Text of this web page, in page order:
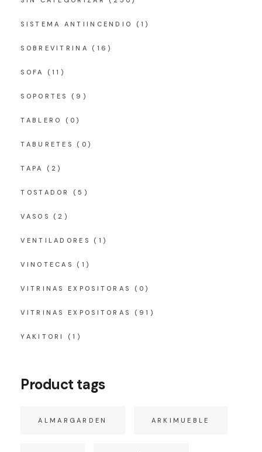
SISTEMA ANTIINCENDIO (1)
SOBREVITRINA (16)
SOFA (11)
SOPORTES (9)
TABLERO (0)
TABURETES (0)
TAPA (2)
TOSTADOR (5)
VASOS (2)
VENTILADORES (1)
VINOTECAS (1)
VITRINAS EXPOSITORAS (0)
VITRINAS EXPOSITORAS (91)
YAKITORI (1)
Product tags
ALMARGARDEN ARKIMUEBLE